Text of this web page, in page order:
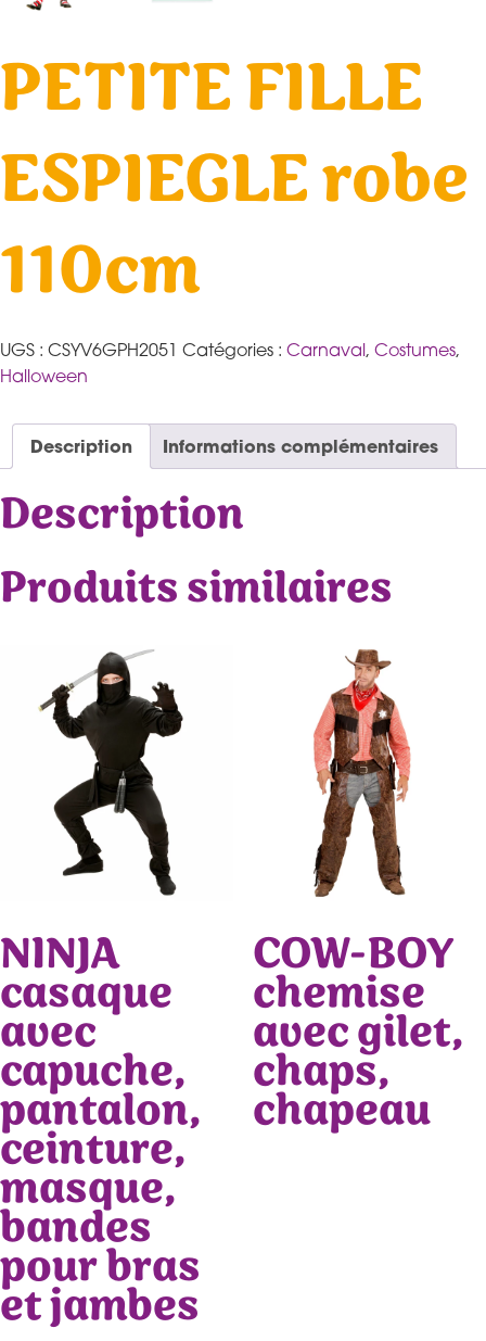
PETITE FILLE
ESPIEGLE robe
110cm
UGS : CSYV6GPH2051 Catégories : Carnaval, Costumes,
Halloween
Description Informations complémentaires
Description
Produits similaires
NINJA
casaque
avec
capuche,
pantalon,
ceinture,
masque,
bandes
pour bras
et jambes
COW-BOY
chemise
avec gilet,
chaps,
chapeau